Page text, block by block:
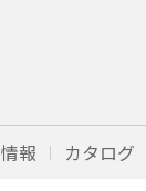
報 カタログ